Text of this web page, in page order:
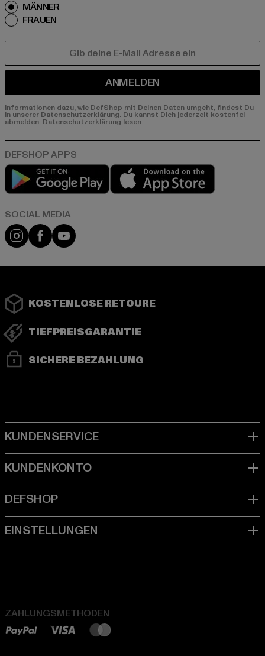
MÄNNER
FRAUEN
ANMELDEN
Informationen dazu, wie DefShop mit Deinen Daten umgeht, findest Du
in unserer Datenschutzerklärung. Du kannst Dich jederzeit kostenfei
abmelden.Datenschutzerklärung lesen.
Play market
Instagram
FacebookYouTube
KOSTENLOSE RETOURE
TIEFPREISGARANTIE
SICHERE BEZAHLUNG
ZAHLUNGSMETHODEN